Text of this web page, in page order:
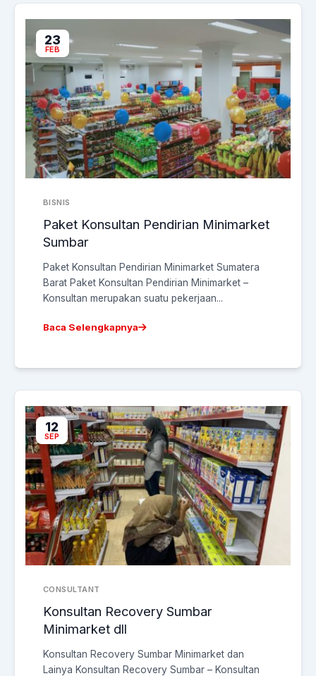
23
FEB
BISNIS
Paket Konsultan Pendirian Minimarket
Sumbar
Paket Konsultan Pendirian Minimarket Sumatera
Barat Paket Konsultan Pendirian Minimarket –
Konsultan merupakan suatu pekerjaan...
Baca Selengkapnya
12
SEP
CONSULTANT
Konsultan Recovery Sumbar
Minimarket dll
Konsultan Recovery Sumbar Minimarket dan
Lainya Konsultan Recovery Sumbar – Konsultan